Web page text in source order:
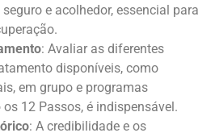
e acolhedor, essencial para
: Avaliar as diferentes
disponíveis, como
em grupo e programas
12 Passos, é indispensável.
: A credibilidade e os